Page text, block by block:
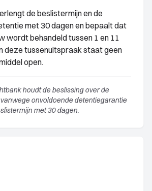
de beslistermijn en de
met 30 dagen en bepaalt dat
wordt behandeld tussen 1 en 11
deze tussenuitspraak staat geen
open.
houdt de beslissing over de
onvoldoende detentiegarantie
met 30 dagen.